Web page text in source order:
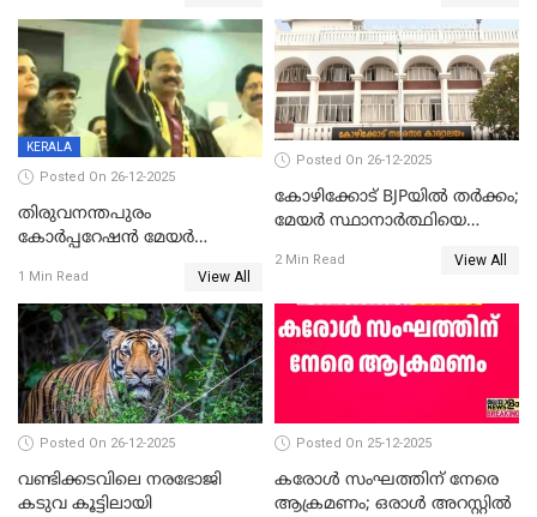
ഡെപ്യൂട്ടി മേയർ സ്ഥാനത്ത്
താഹിറിന് വിജയം
തന്നെ വിശദീകരിയ്ക്കുന്നു;
സത്യമിതാണ്
KERALA
Posted On 26-12-2025
തിരുവനന്തപുരം
കോര്‍പ്പറേഷന്‍ മേയര്‍
ഹൈക്കോടതിയിലേക്ക്;
സത്യപ്രതിജ്ഞ ചടങ്ങില്‍
ചട്ടലംഘനമെന്ന് പാർട്ടി
1 Min Read View All
Posted On 26-12-2025
കോഴിക്കോട് BJPയിൽ തർക്കം;
മേയർ സ്ഥാനാർത്ഥിയെ
2 Min Read View All
Posted On 26-12-2025
വണ്ടിക്കടവിലെ നരഭോജി
കടുവ കൂട്ടിലായി
Posted On 25-12-2025
കരോള്‍ സംഘത്തിന് നേരെ
ആക്രമണം; ഒരാള്‍ അറസ്റ്റില്‍